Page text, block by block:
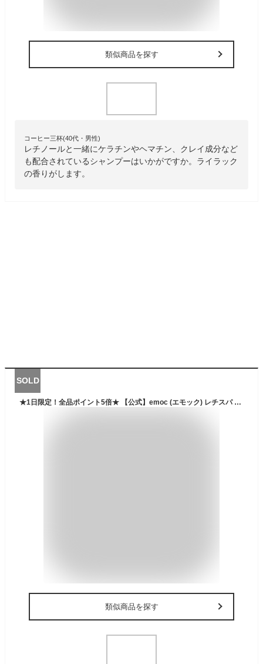
類似商品を探す
コーヒー三杯(40代・男性)
レチノールと一緒にケラチンやヘマチン、クレイ成分など
も配合されているシャンプーはいかがですか。ライラック
の香りがします。
SOLD
★1日限定！全品ポイント5倍★ 【公式】emoc (エモック) レチスパ クリームシャンプー 泥シャンプー レチノール カプセル配合 オールインワン 1本7役 スクラブ 頭皮 エイジングケア ヘッドスパ 頭皮ケア ノンシリコン 艶髪 ライラック ベルガモット フローラル
類似商品を探す